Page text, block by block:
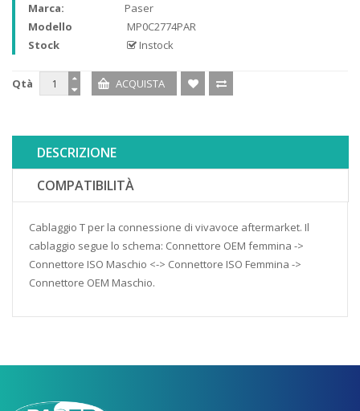
Marca:
Paser
Modello
MP0C2774PAR
Stock
Instock
Qtà
DESCRIZIONE
COMPATIBILITÀ
Cablaggio T per la connessione di vivavoce aftermarket. Il
cablaggio segue lo schema: Connettore OEM femmina ->
Connettore ISO Maschio <-> Connettore ISO Femmina ->
Connettore OEM Maschio.